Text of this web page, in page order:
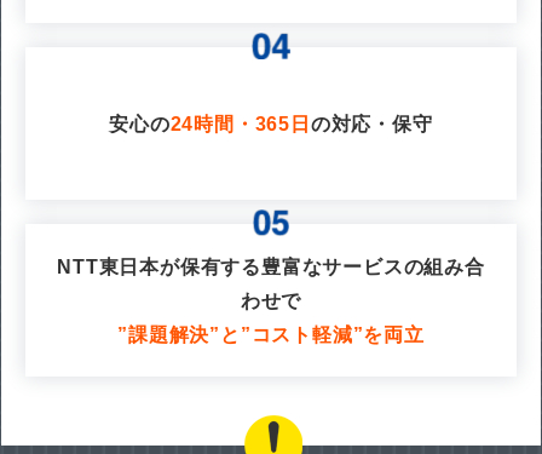
安心の24時間・365日 の対応・保守
NTT東日本が保有する豊富なサービスの組み合
わせで
”課題解決”と”コスト軽減”を両立